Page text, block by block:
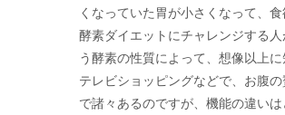
くなっていた胃が小さくなって、
酵素ダイエットにチャレンジする
う酵素の性質によって、想像以上
テレビショッピングなどで、お腹
で諸々あるのですが、機能の違い